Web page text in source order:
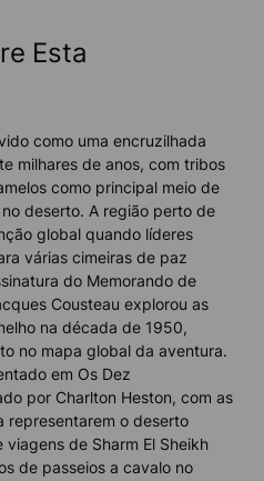
Esta
como uma encruzilhada
milhares de anos, com tribos
como principal meio de
deserto. A região perto de
global quando líderes
várias cimeiras de paz
do Memorando de
Cousteau explorou as
na década de 1950,
no mapa global da aventura.
em Os Dez
por Charlton Heston, com as
representarem o deserto
de Sharm El Sheikh
de passeios a cavalo no